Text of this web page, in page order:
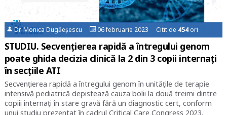
Dr. Monica Dugăeșescu 06 februarie 2023 Citit de 454 ori
STUDIU. Secvențierea rapidă a întregului genom
poate ghida decizia clinică la 2 din 3 copii internați
în secțiile ATI
Secvențierea rapidă a întregului genom în unităţile de terapie
intensivă pediatrică depistează cauza bolii la două treimi dintre
copiii internați în stare gravă fără un diagnostic cert, conform
unui studiu prezentat în cadrul Critical Care Congress 2023,